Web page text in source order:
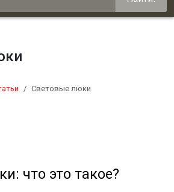
Световые люки
что это такое?